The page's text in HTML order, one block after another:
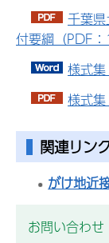
千葉
付要綱（PDF
様式
様式
関連リン
がけ地近
お問い合わせ